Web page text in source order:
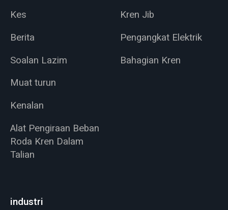
Kes
Berita
Soalan Lazim
Muat turun
Kenalan
Alat Pengiraan Beban
Roda Kren Dalam
Talian
Kren Jib
Pengangkat Elektrik
Bahagian Kren
industri